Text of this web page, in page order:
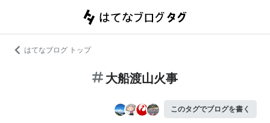
はてなブログ トップ
大船渡山火事
このタグでブログを書く